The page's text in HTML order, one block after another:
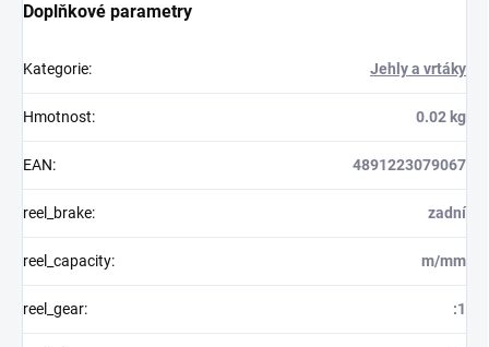
Doplňkové parametry
Kategorie: Jehly a vrtáky
Hmotnost: 0.02 kg
EAN: 4891223079067
reel_brake: zadní
reel_capacity: m/mm
reel_gear: :1